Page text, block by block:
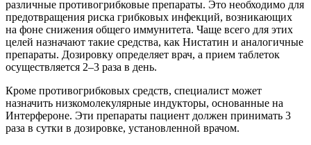
различные противогрибковые препараты. Это необходимо для
предотвращения риска грибковых инфекций, возникающих
на фоне снижения общего иммунитета. Чаще всего для этих
целей назначают такие средства, как Нистатин и аналогичные
препараты. Дозировку определяет врач, а прием таблеток
осуществляется 2–3 раза в день.
Кроме противогрибковых средств, специалист может
назначить низкомолекулярные индукторы, основанные на
Интерфероне. Эти препараты пациент должен принимать 3
раза в сутки в дозировке, установленной врачом.